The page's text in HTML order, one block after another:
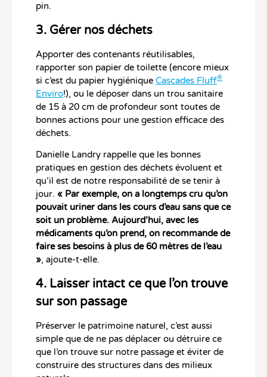
pin.
3. Gérer nos déchets
Apporter des contenants réutilisables,
rapporter son papier de toilette (encore mieux
si c’est du papier hygiénique Cascades Fluff®
Enviro!), ou le déposer dans un trou sanitaire
de 15 à 20 cm de profondeur sont toutes de
bonnes actions pour une gestion efficace des
déchets.
Danielle Landry rappelle que les bonnes
pratiques en gestion des déchets évoluent et
qu’il est de notre responsabilité de se tenir à
jour. « Par exemple, on a longtemps cru qu’on
pouvait uriner dans les cours d’eau sans que ce
soit un problème. Aujourd’hui, avec les
médicaments qu’on prend, on recommande de
faire ses besoins à plus de 60 mètres de l’eau
», ajoute-t-elle.
4. Laisser intact ce que l’on trouve
sur son passage
Préserver le patrimoine naturel, c’est aussi
simple que de ne pas déplacer ou détruire ce
que l’on trouve sur notre passage et éviter de
construire des structures dans des milieux